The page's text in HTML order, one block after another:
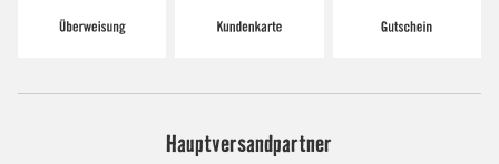
Hauptversandpartner